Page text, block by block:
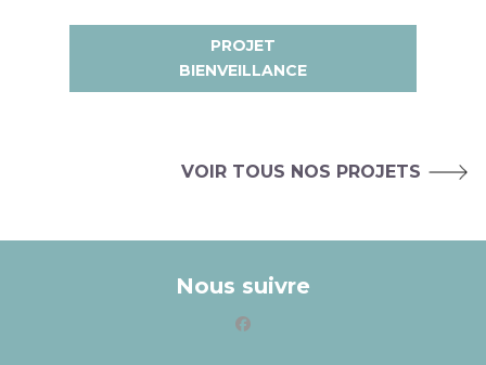
PROJET
BIENVEILLANCE
VOIR TOUS NOS PROJETS
Nous suivre
facebook